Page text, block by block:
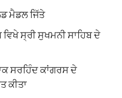
ਮੈਡਲ ਜਿੱਤੇ
ਸ੍ਰੀ ਸੁਖਮਨੀ ਸਾਹਿਬ ਦੇ
ਸਰਹਿੰਦ ਕਾਂਗਰਸ ਦੇ
ਕੀਤਾ